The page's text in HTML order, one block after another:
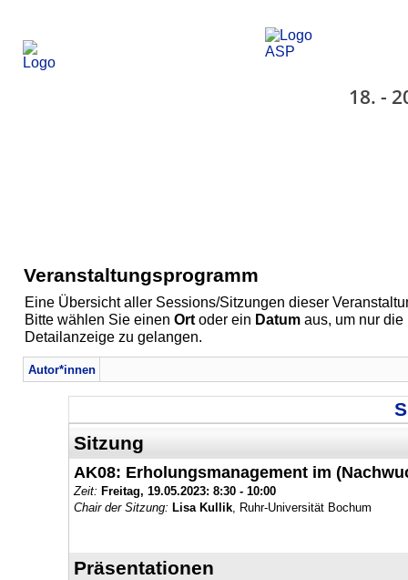
18. -
Veranstaltungsprogramm
Eine Übersicht aller Sessions/Sitzungen dieser
Bitte wählen Sie einen Ortoder ein Datumaus, um nur die
Detailanzeige zu gelangen.
Autor*innen
Sitzung
AK08: Erholungsmanagement im
Zeit: Freitag, 19.05.2023: 8:30 - 10:00
Chair der Sitzung: Lisa Kullik, Ruhr-Universität Bochum
Präsentationen